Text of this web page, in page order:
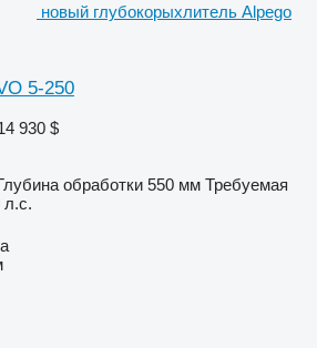
новый глубокорыхлитель Alpego
5-250
930 $
обработки 550 мм Требуемая
л.с.